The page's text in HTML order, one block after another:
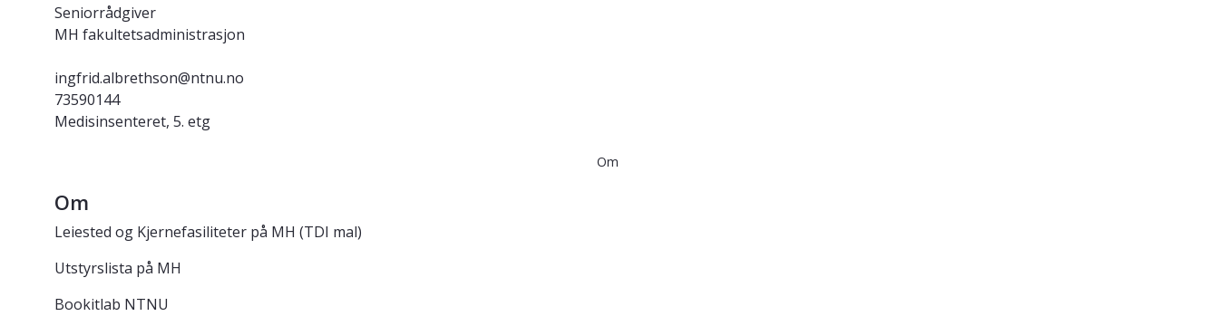
Seniorrådgiver
MH fakultetsadministrasjon
ingfrid.albrethson@ntnu.no
73590144
Medisinsenteret, 5. etg
Om
Om
Leiested og Kjernefasiliteter på MH (TDI mal)
Utstyrslista på MH
Bookitlab NTNU